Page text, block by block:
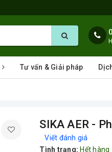
Tư vấn & Giải pháp
SIKA AER -
Viết đánh giá
Tình trạng: Hết hàng